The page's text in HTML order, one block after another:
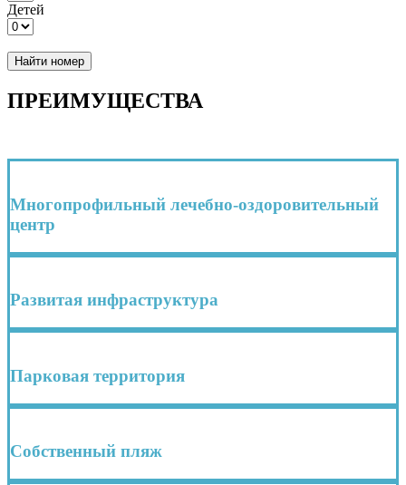
Детей
Найти номер
ПРЕИМУЩЕСТВА
Многопрофильный лечебно-оздоровительный
центр
Развитая инфраструктура
Парковая территория
Собственный пляж